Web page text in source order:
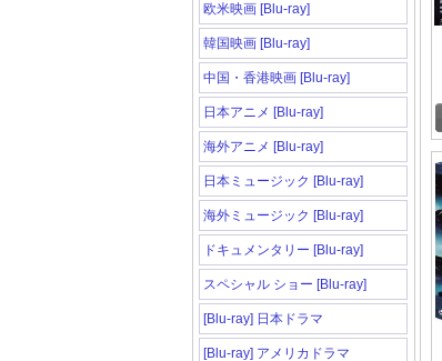
欧米映画 [Blu-ray]
韓国映画 [Blu-ray]
中国・香港映画 [Blu-ray]
日本アニメ [Blu-ray]
海外アニメ [Blu-ray]
日本ミュージック [Blu-ray]
海外ミュージック [Blu-ray]
ドキュメンタリー [Blu-ray]
スペシャル ショー [Blu-ray]
[Blu-ray] 日本ドラマ
[Blu-ray] アメリカドラマ